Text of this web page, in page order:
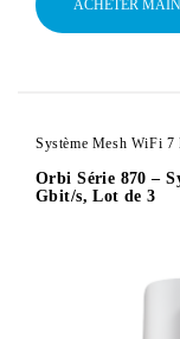
ACHETER
Système Mesh WiFi
Orbi Série 870 –
Gbit/s, Lot de 3